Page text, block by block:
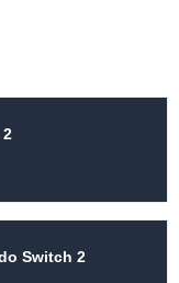
2
Switch 2